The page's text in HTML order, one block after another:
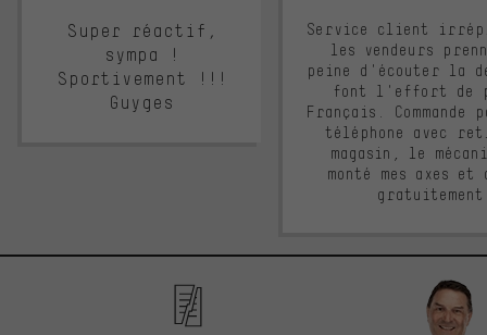
Super réactif,
sympa !
Sportivement !!!
Guyges
Service client
les vendeurs
peine d'écouter la
font l'effort de
Français. Commande
téléphone avec
magasin, le
monté mes axes et